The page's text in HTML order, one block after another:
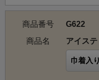
商品番号
G622
商品名
アイス